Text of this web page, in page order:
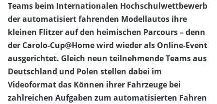
Teams beim Internationalen Hochschulwettbewerb
der automatisiert fahrenden Modellautos ihre
kleinen Flitzer auf den heimischen Parcours – denn
der Carolo-Cup@Home wird wieder als Online-Event
ausgerichtet. Gleich neun teilnehmende Teams aus
Deutschland und Polen stellen dabei im
Videoformat das Können ihrer Fahrzeuge bei
zahlreichen Aufgaben zum automatisierten Fahren